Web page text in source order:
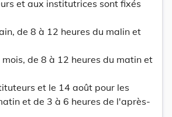
et aux institutrices sont fixés
de 8 à 12 heures du malin et
de 8 à 12 heures du matin et
et le 14 août pour les
et de 3 à 6 heures de l'après-